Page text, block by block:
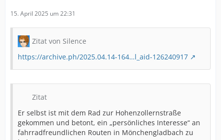
15. April 2025 um 22:31
Zitat von Silence
https://archive.ph/2025.04.14-164…l_aid-126240917
Zitat
Er selbst ist mit dem Rad zur Hohenzollernstraße
gekommen und betont, ein „persönliches Interesse“ an
fahrradfreundlichen Routen in Mönchengladbach zu